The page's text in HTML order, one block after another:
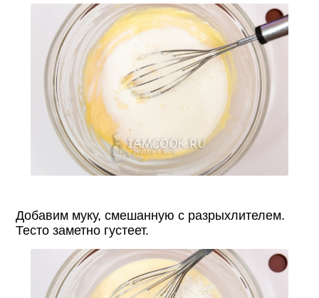
Добавим муку, смешанную с разрыхлителем.
Тесто заметно густеет.